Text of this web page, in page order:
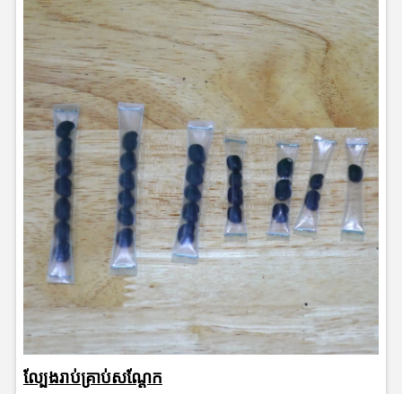
ល្បែងរាប់គ្រាប់សណ្តែក